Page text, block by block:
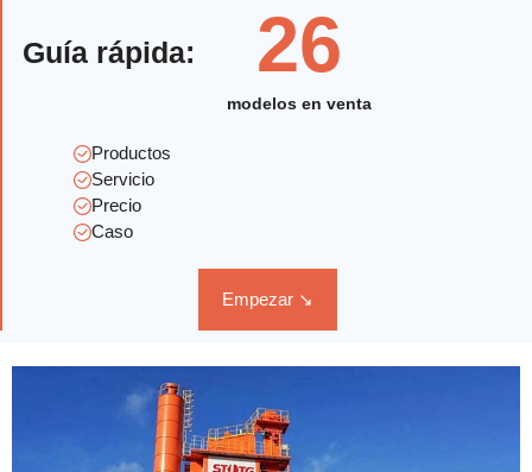
Guía rápida: 26
modelos en venta
Productos
Servicio
Precio
Caso
Empezar ↘